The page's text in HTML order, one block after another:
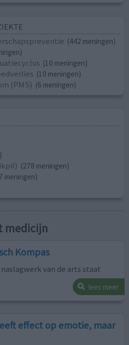
(442 meningen)
(10 meningen)
(10 meningen)
(PMS) (6 meningen)
(278 meningen)
meningen)
medicijn
Kompas
van de arts staat
lees meer
effect op emotie, maar